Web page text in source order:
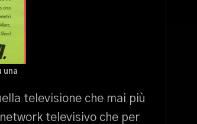
una
televisione che mai più
televisivo che per